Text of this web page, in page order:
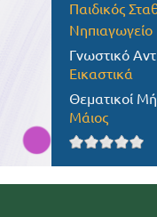
Παιδικός
Νηπιαγωγείο
Γνωστικό
Εικαστικά
Θεματικοί
Μάιος